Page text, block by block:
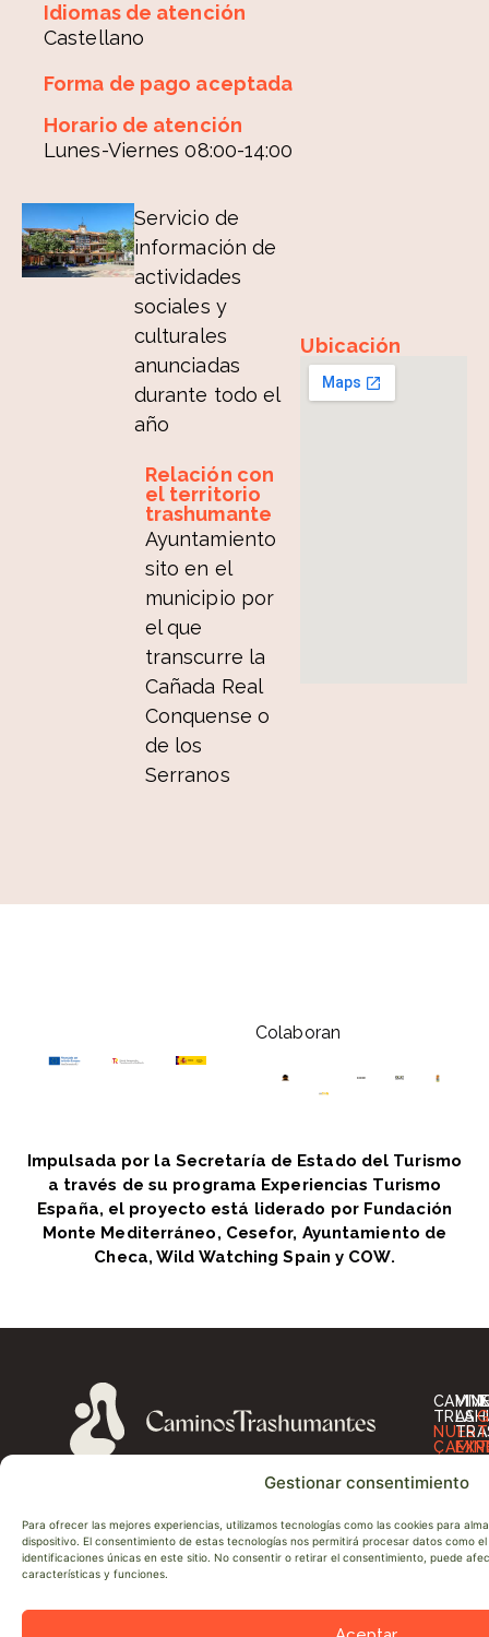
Gestionar consentimiento
Para ofrecer las mejores experiencias, utilizamos tecnologías como las cookies para
dispositivo. El consentimiento de estas tecnologías nos permitirá procesar datos como
identificaciones únicas en este sitio. No consentir o retirar el consentimiento, puede
características y funciones.
Idiomas de atención
Castellano
Forma de pago aceptada
Horario de atención
Lunes-Viernes 08:00-14:00
Servicio de
información de
actividades
sociales y
culturales
anunciadas
durante todo el
año
Relación con
el territorio
trashumante
Ayuntamiento
sito en el
municipio por
el que
transcurre la
Cañada Real
Conquense o
de los
Serranos
Ubicación
Colaboran
Impulsada por la Secretaría de Estado del Turismo
a través de su programa Experiencias Turismo
España, el proyecto está liderado por Fundación
Monte Mediterráneo, Cesefor, Ayuntamiento de
Checa, Wild Watching Spain y COW.
A
LA
SOBRE
VIVE
LA